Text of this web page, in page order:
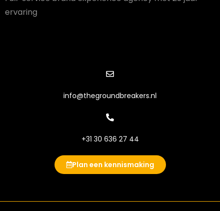
ervaring
info@thegroundbreakers.nl
+31 30 636 27 44
Plan een kennismaking